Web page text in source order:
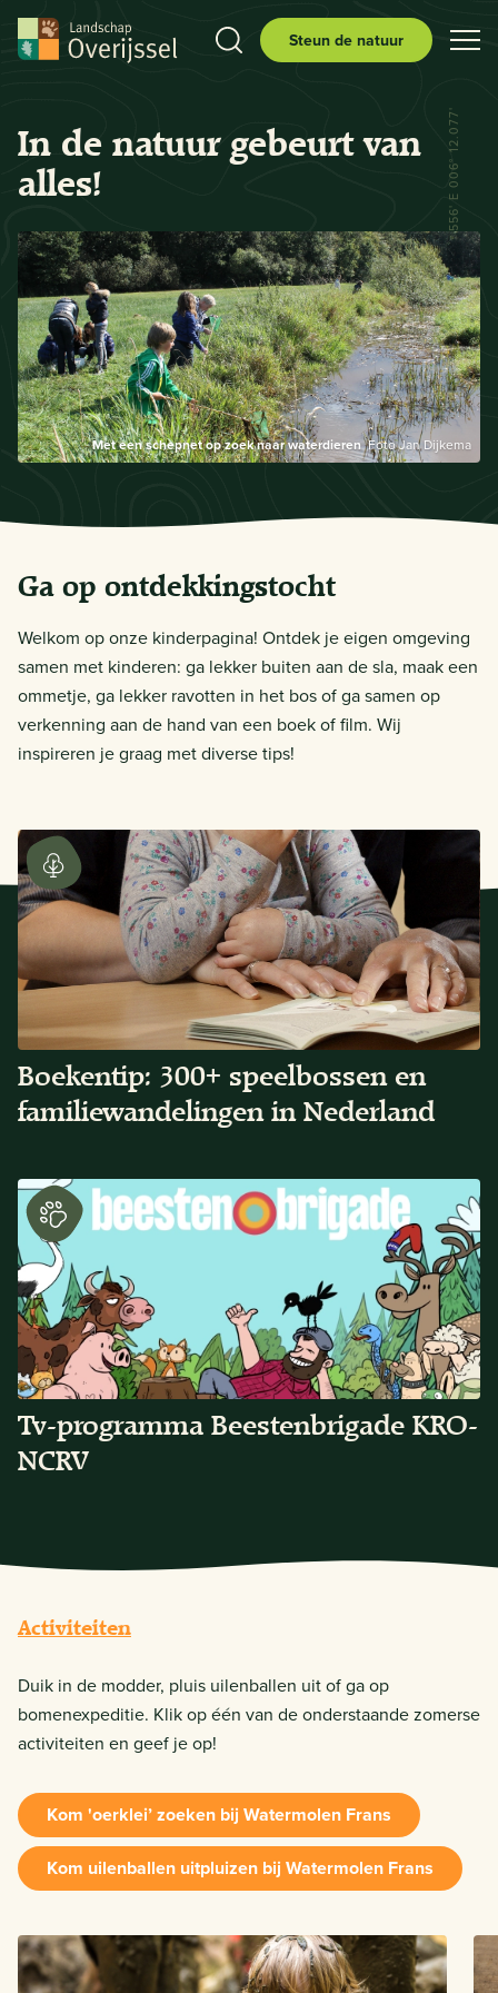
Steun de natuur
In de natuur gebeurt van
alles!
Met een schepnet op zoek naar waterdierenFoto Jan Dijkema
N 52° 29.556' E 006° 12.077'
Ga op ontdekkingstocht
Welkom op onze kinderpagina! Ontdek je eigen omgeving
samen met kinderen: ga lekker buiten aan de sla, maak een
ommetje, ga lekker ravotten in het bos of ga samen op
verkenning aan de hand van een boek of film. Wij
inspireren je graag met diverse tips!
Boekentip: 300+ speelbossen en
familiewandelingen in Nederland
Tv-programma Beestenbrigade KRO-
NCRV
Activiteiten
Duik in de modder, pluis uilenballen uit of ga op
bomenexpeditie. Klik op één van de onderstaande zomerse
activiteiten en geef je op!
Kom 'oerklei’ zoeken bij Watermolen Frans
Kom uilenballen uitpluizen bij Watermolen Frans